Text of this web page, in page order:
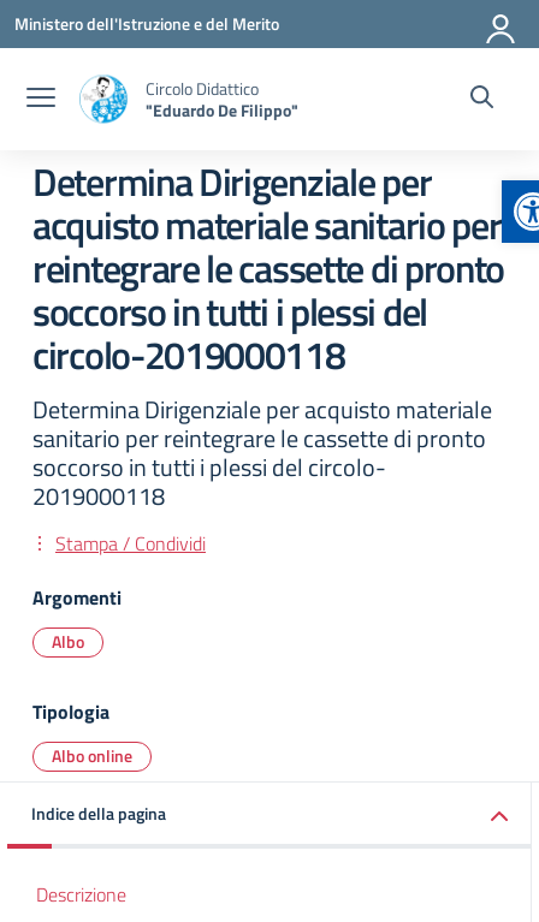
Vai ai contenuti
Vai al menu di navigazione
Vai al footer
Ministero dell'Istruzione e del Merito
Circolo Didattico
"Eduardo De Filippo"
Determina Dirigenziale per
acquisto materiale sanitario per
reintegrare le cassette di pronto
soccorso in tutti i plessi del
circolo-2019000118
Determina Dirigenziale per acquisto materiale
sanitario per reintegrare le cassette di pronto
soccorso in tutti i plessi del circolo-
2019000118
Stampa / Condividi
Argomenti
Albo
Tipologia
Albo online
Indice della pagina
Descrizione